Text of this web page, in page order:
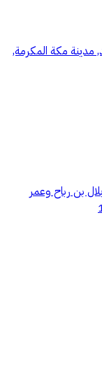
مدينة مكة المكرمة,
بن رباح وعمر